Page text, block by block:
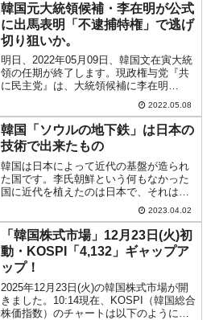
韓国元大統領候補・李在明が公式
に出馬表明「不逮捕特権」で逃げ
切り狙いか。
明日、2022年05月09日、韓国文在寅大統
領の任期が終了します。現政権与党『共
に民主党』は、大統領候補に李在明
（イ・ジェミョン）さんを選び、大統領
選挙を戦いましたが敗れました。開票直
後から目立たないようにしていた李在明
（イ・ジェミョン）さ...
2022.05.08
韓国「ソウルの地下鉄」は日本の
技術で出来たもの
韓国は日本によって近代の基盤が造られ
た国です。李氏朝鮮という何もなかった
国に近代を植えたのは日本で、それは併
合時代に起こった革命的な変化でした。
しかし、第二次世界大戦が終わって、日
本が手を引いた後も日本の援助は続きま
した。1965年日韓請求...
2023.04.02
「韓国株式市場」12月23日(火)初
動・KOSPI「4,132」ギャップア
ップ！
2025年12月23日(火)の韓国株式市場が開
きました。10:14現在、KOSPI（韓国総合
株価指数）のチャートは以下のようにな